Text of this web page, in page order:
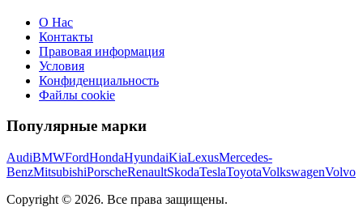
О Нас
Контакты
Правовая информация
Условия
Конфиденциальность
Файлы cookie
Популярные марки
AudiBMWFordHondaHyundaiKiaLexusMercedes-
BenzMitsubishiPorscheRenaultSkodaTeslaToyotaVolkswagenVolvo
Copyright © 2026. Все права защищены.